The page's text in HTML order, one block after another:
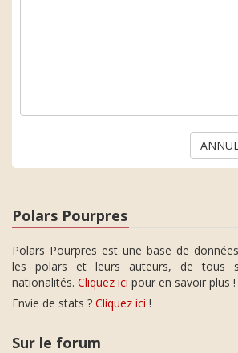
Polars Pourpres
Polars Pourpres est une base de
les polars et leurs auteurs, de tous
nationalités. Cliquez ici pour en savoir plus !
Envie de stats ? Cliquez ici !
Sur le forum